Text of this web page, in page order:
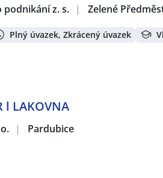
podnikání z. s. | Zelené
Plný úvazek, Zkrácený úvazek
l LAKOVNA
| Pardubice